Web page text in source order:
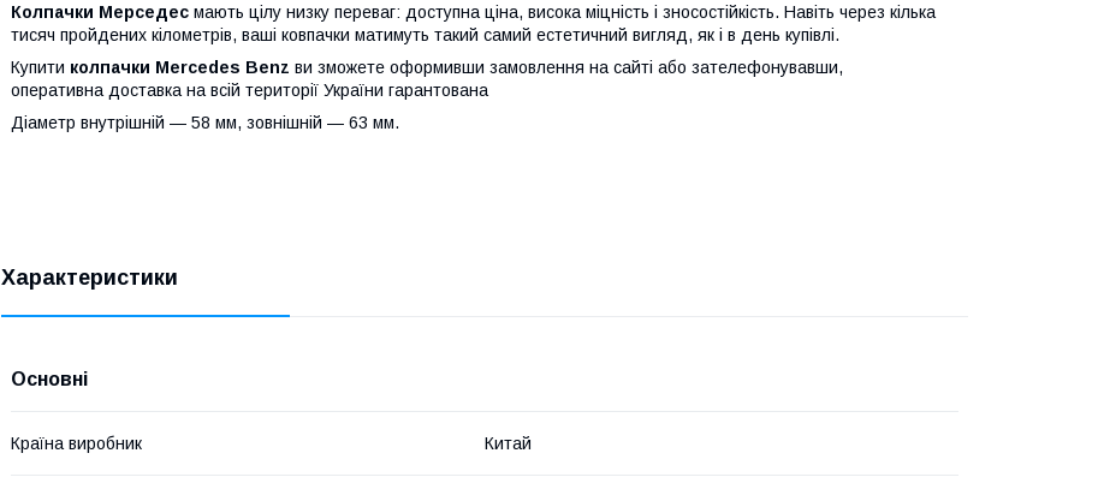
Колпачки Мерседес мають цілу низку переваг: доступна ціна, висока міцність і зносостійкість. Навіть через кілька
тисяч пройдених кілометрів, ваші ковпачки матимуть такий самий естетичний вигляд, як і в день купівлі.
Купити колпачки Mercedes Benz ви зможете оформивши замовлення на сайті або зателефонувавши,
оперативна доставка на всій території України гарантована
Діаметр внутрішній — 58 мм, зовнішній — 63 мм.
Характеристики
Основні
Країна виробник Китай